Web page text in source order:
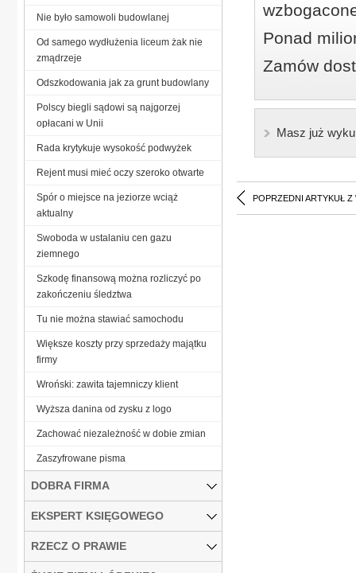
Ponad
Zamów
Masz już
POPRZEDNI ARTYKUŁ Z
Nie było samowoli budowlanej
Od samego wydłużenia liceum żak nie
zmądrzeje
Odszkodowania jak za grunt budowlany
Polscy biegli sądowi są najgorzej
opłacani w Unii
Rada krytykuje wysokość podwyżek
Rejent musi mieć oczy szeroko otwarte
Spór o miejsce na jeziorze wciąż
aktualny
Swoboda w ustalaniu cen gazu
ziemnego
Szkodę finansową można rozliczyć po
zakończeniu śledztwa
Tu nie można stawiać samochodu
Większe koszty przy sprzedaży majątku
firmy
Wroński: zawita tajemniczy klient
Wyższa danina od zysku z logo
Zachować niezależność w dobie zmian
Zaszyfrowane pisma
DOBRA FIRMA
EKSPERT KSIĘGOWEGO
RZECZ O PRAWIE